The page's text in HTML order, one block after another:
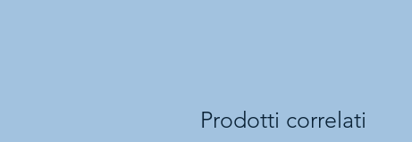
Prodotti correlati